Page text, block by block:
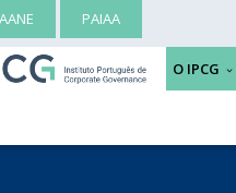
PAIAA
O IPCG